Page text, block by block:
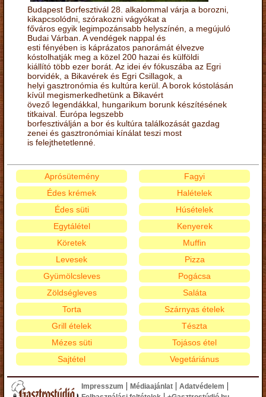
Budapest Borfesztivál 28. alkalommal várja a borozni,
kikapcsolódni, szórakozni vágyókat a
főváros egyik legimpozánsabb helyszínén, a megújuló
Budai Várban. A vendégek nappal és
esti fényében is káprázatos panorámát élvezve
kóstolhatják meg a közel 200 hazai és külföldi
kiállító több ezer borát. Az idei év fókuszába az Egri
borvidék, a Bikavérek és Egri Csillagok, a
helyi gasztronómia és kultúra kerül. A borok kóstolásán
kívül megismerkedhetünk a Bikavért
övező legendákkal, hungarikum borunk készítésének
titkaival. Európa legszebb
borfesztiválján a bor és kultúra találkozását gazdag
zenei és gasztronómiai kínálat teszi most
is felejthetetlenné.
Aprósütemény
Édes krémek
Édes süti
Egytálétel
Fagyi
Halételek
Húsételek
Kenyerek
Köretek
Levesek
Gyümölcsleves
Zöldségleves
Muffin
Pizza
Pogácsa
Saláta
Torta
Grill ételek
Mézes süti
Sajtétel
Szárnyas ételek
Tészta
Tojásos étel
Vegetáriánus
Impresszum | Médiaajánlat | Adatvédelem |